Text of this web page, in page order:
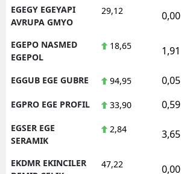
EGEGY EGEYAPI
AVRUPA GMYO
29,12 0,00
EGEPO NASMED
EGEPOL
18,65 1,91
EGGUB EGE GUBRE 94,95 0,05
EGPRO EGE PROFIL 33,90 0,59
EGSER EGE
SERAMIK
2,84 3,65
EKDMR EKINCILER
47,22 0,00